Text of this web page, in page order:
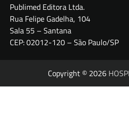
Publimed Editora Ltda.
Rua Felipe Gadelha, 104
Sala 55 – Santana
CEP: 02012-120 – São Paulo/SP
Copyright © 2026